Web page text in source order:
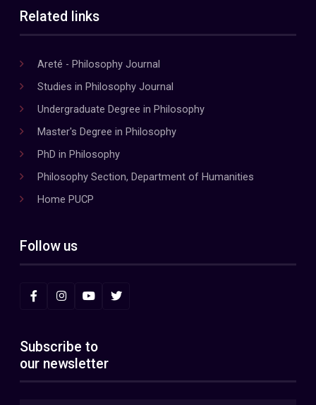
Related links
Areté - Philosophy Journal
Studies in Philosophy Journal
Undergraduate Degree in Philosophy
Master's Degree in Philosophy
PhD in Philosophy
Philosophy Section, Department of Humanities
Home PUCP
Follow us
Subscribe to
our newsletter